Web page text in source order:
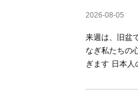
2026-08-05
来週は、旧盆
なぎ私たちの
ぎます 日本人